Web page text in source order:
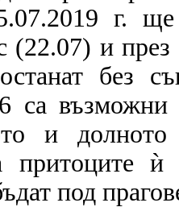
г. ще
(22.07) и
без
са възможни
и
притоците
под